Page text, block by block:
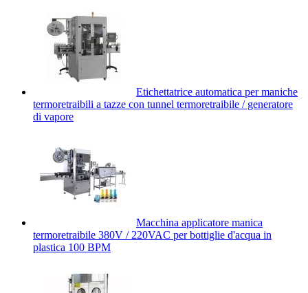
Etichettatrice automatica per maniche
termoretraibili a tazze con tunnel termoretraibile / generatore
di vapore
Macchina applicatore manica
termoretraibile 380V / 220VAC per bottiglie d'acqua in
plastica 100 BPM